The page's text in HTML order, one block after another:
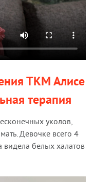
ТКМ Алисе
терапия
уколов,
Девочке всего 4
видела белых халатов